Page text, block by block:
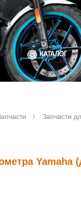
КАТАЛОГ
Запчасти
Yamaha